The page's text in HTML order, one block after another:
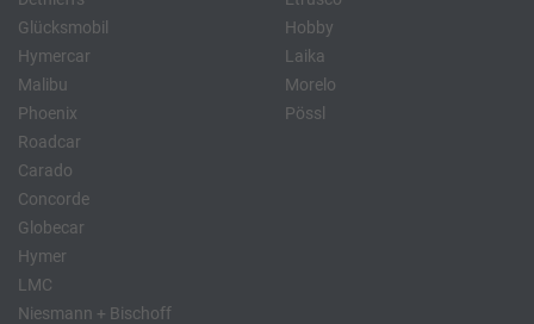
Glücksmobil
Hymercar
Malibu
Phoenix
Roadcar
Hobby
Laika
Morelo
Pössl
Carado
Concorde
Globecar
Hymer
LMC
Niesmann + Bischoff